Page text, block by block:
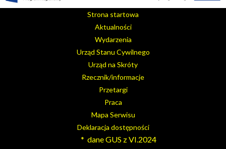
Strona startowa
Aktualności
Wydarzenia
Urząd Stanu Cywilnego
Urząd na Skróty
Rzecznik/informacje
Przetargi
Praca
Mapa Serwisu
Deklaracja dostępności
* dane GUS z VI.2024